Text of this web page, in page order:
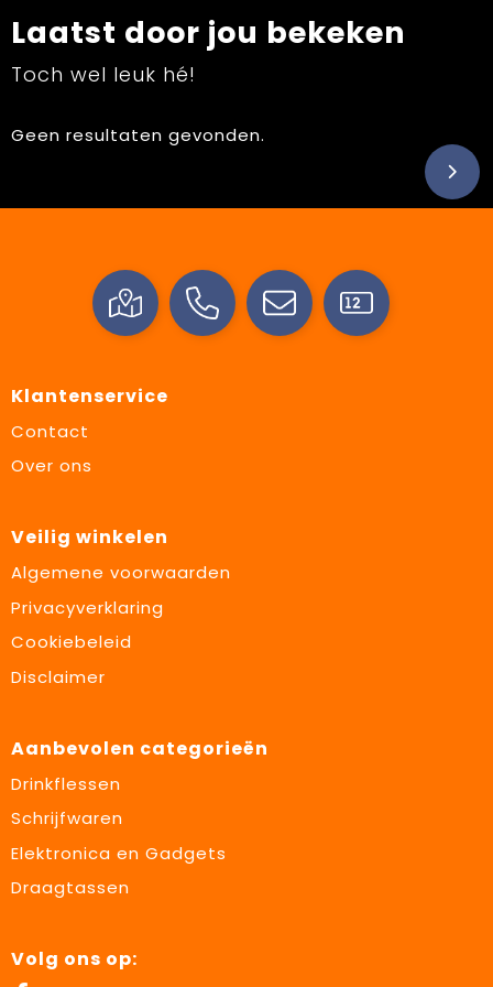
Laatst door jou bekeken
Toch wel leuk hé!
Geen resultaten gevonden.
Klantenservice
Contact
Over ons
Veilig winkelen
Algemene voorwaarden
Privacyverklaring
Cookiebeleid
Disclaimer
Aanbevolen categorieën
Drinkflessen
Schrijfwaren
Elektronica en Gadgets
Draagtassen
Volg ons op: